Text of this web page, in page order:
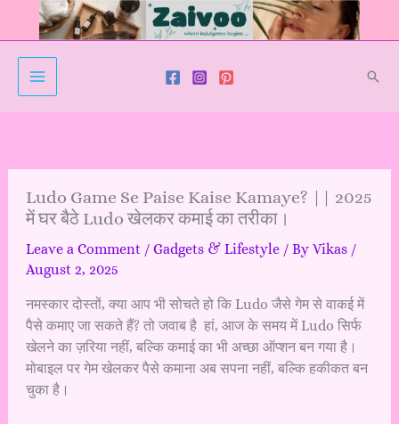
Ludo Game Se Paise Kaise Kamaye? || 2025
में घर बैठे Ludo खेलकर कमाई का तरीका।
Leave a Comment / Gadgets & Lifestyle/ By Vikas /
August 2, 2025
नमस्कार दोस्तों, क्या आप भी सोचते हो कि Ludo जैसे गेम से वाकई में
पैसे कमाए जा सकते हैं? तो जवाब है हां, आज के समय में Ludo सिर्फ
खेलने का ज़रिया नहीं, बल्कि कमाई का भी अच्छा ऑप्शन बन गया है।
मोबाइल पर गेम खेलकर पैसे कमाना अब सपना नहीं, बल्कि हकीकत बन
चुका है।